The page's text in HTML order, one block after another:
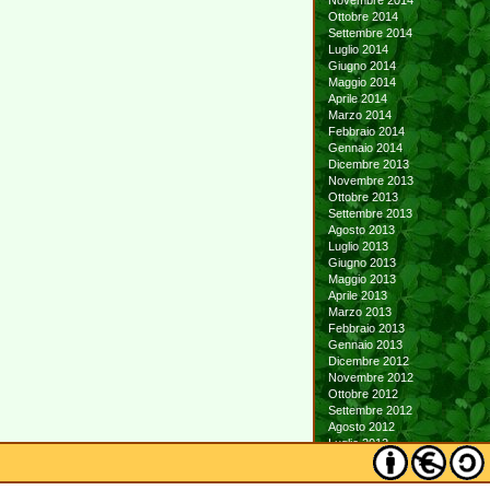
Ottobre 2014
Settembre 2014
Luglio 2014
Giugno 2014
Maggio 2014
Aprile 2014
Marzo 2014
Febbraio 2014
Gennaio 2014
Dicembre 2013
Novembre 2013
Ottobre 2013
Settembre 2013
Agosto 2013
Luglio 2013
Giugno 2013
Maggio 2013
Aprile 2013
Marzo 2013
Febbraio 2013
Gennaio 2013
Dicembre 2012
Novembre 2012
Ottobre 2012
Settembre 2012
Agosto 2012
Luglio 2012
Giugno 2012
Maggio 2012